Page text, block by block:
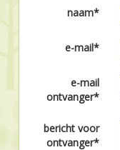
naam*
e-mail*
e-mail
ontvanger*
bericht voor
ontvanger*